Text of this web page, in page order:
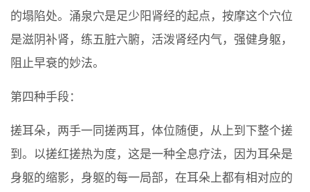
的塌陷处。涌泉穴是足少阳肾经的起点，按摩这个穴位
是滋阴补肾，练五脏六腑，活泼肾经内气，强健身躯，
阻止早衰的妙法。
第四种手段：
搓耳朵，两手一同搓两耳，体位随便，从上到下整个搓
到。以搓红搓热为度，这是一种全息疗法，因为耳朵是
身躯的缩影，身躯的每一局部，在耳朵上都有相对应的